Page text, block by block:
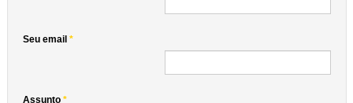
Seu email*
Assunto*